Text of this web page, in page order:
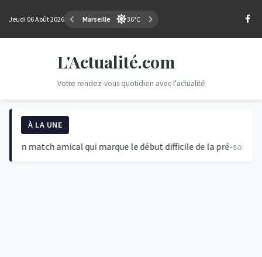
Jeudi 06 Août 2026 Marseille 36°C
L'Actualité.com
Votre rendez-vous quotidien avec l'actualité
À LA UNE
match amical qui marque le début difficile de la pré-saison 2026/